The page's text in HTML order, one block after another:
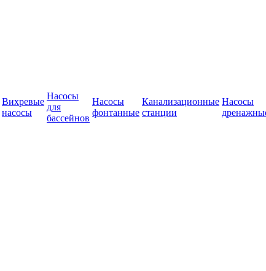
Вихревые
насосы
Насосы
для
бассейнов
Насосы
фонтанные
Канализационные
станции
Насосы